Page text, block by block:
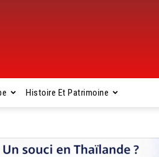
Histoire Et Patrimoine